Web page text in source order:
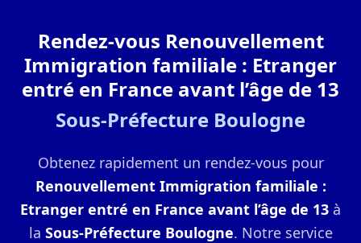
Rendez-vous Renouvellement
Immigration familiale : Etranger
entré en France avant l’âge de 13
Sous-Préfecture Boulogne
Obtenez rapidement un rendez-vous pour
Renouvellement Immigration familiale :
Etranger entré en France avant l’âge de 13 à
la Sous-Préfecture Boulogne. Notre service